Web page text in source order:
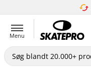
Menu